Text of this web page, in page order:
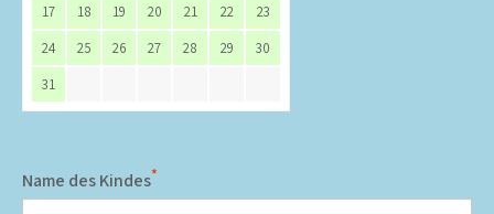
17
18 19 20 21 22
23
24
25 26 27 28 29
30
31
Name des Kindes*